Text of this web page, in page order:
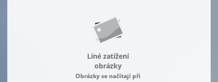
Líné zatížení
obrázky
Obrázky se načítají při